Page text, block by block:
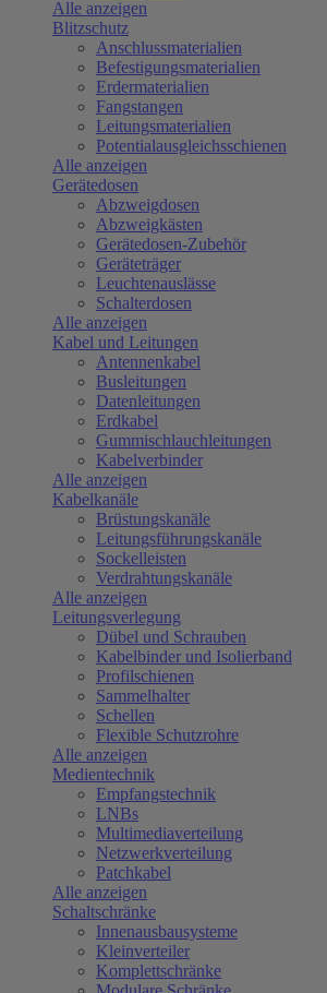
Alle anzeigen
Blitzschutz
Anschlussmaterialien
Befestigungsmaterialien
Erdermaterialien
Fangstangen
Leitungsmaterialien
Potentialausgleichsschienen
Alle anzeigen
Gerätedosen
Abzweigdosen
Abzweigkästen
Gerätedosen-Zubehör
Geräteträger
Leuchtenauslässe
Schalterdosen
Alle anzeigen
Kabel und Leitungen
Antennenkabel
Busleitungen
Datenleitungen
Erdkabel
Gummischlauchleitungen
Kabelverbinder
Alle anzeigen
Kabelkanäle
Brüstungskanäle
Leitungsführungskanäle
Sockelleisten
Verdrahtungskanäle
Alle anzeigen
Leitungsverlegung
Dübel und Schrauben
Kabelbinder und Isolierband
Profilschienen
Sammelhalter
Schellen
Flexible Schutzrohre
Alle anzeigen
Medientechnik
Empfangstechnik
LNBs
Multimediaverteilung
Netzwerkverteilung
Patchkabel
Alle anzeigen
Schaltschränke
Innenausbausysteme
Kleinverteiler
Komplettschränke